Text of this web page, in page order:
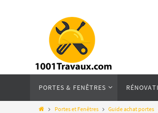
PORTES & FENÊTRES
Portes et Fenêtres Guide achat portes